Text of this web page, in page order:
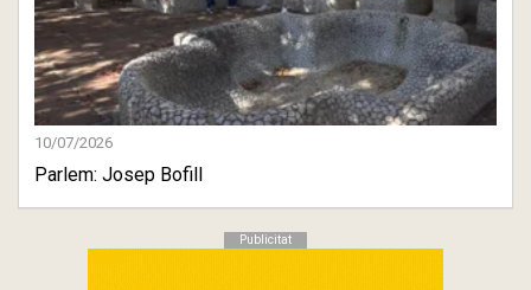
10/07/2026
Parlem: Josep Bofill
Publicitat